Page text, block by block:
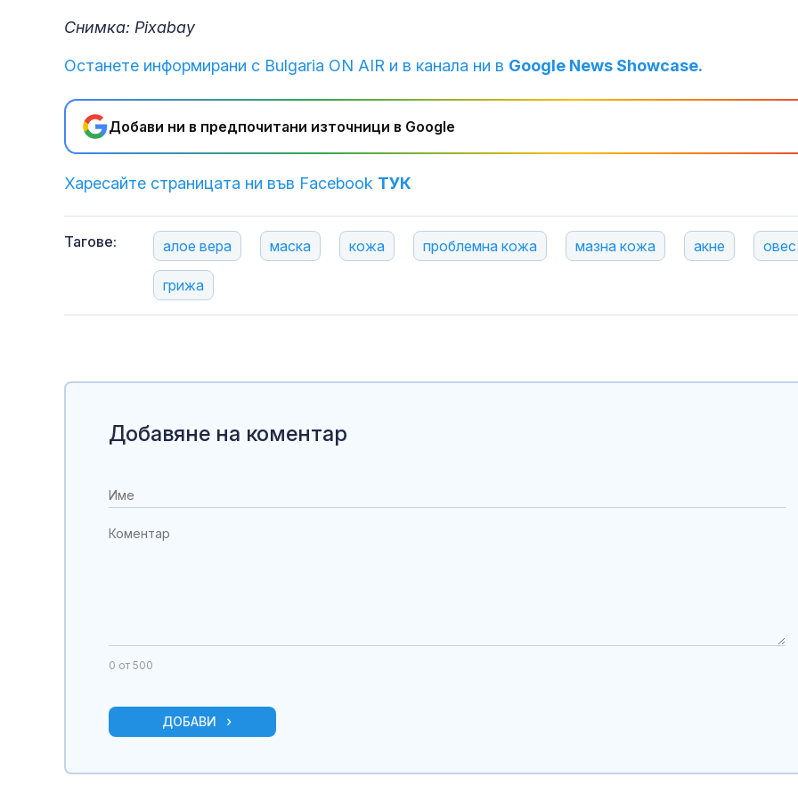
Снимка: Pixabay
Останете информирани с Bulgaria ON AIR и в канала ни в Google News Showcase.
Добави ни в предпочитани източници в Google
Харесайте страницата ни във Facebook ТУК
Тагове: алое вера маска кожа проблемна кожа мазна кожа акне овес
грижа
Добавяне на коментар
0 от 500
ДОБАВИ